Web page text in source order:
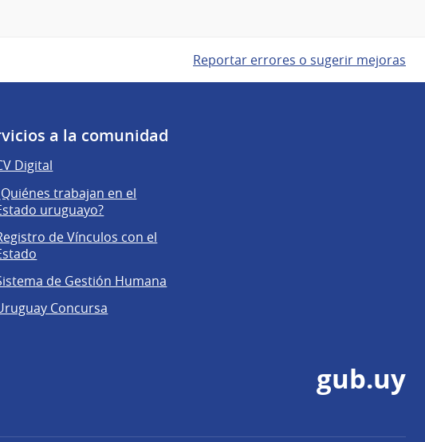
Reportar errores o sugerir mejoras
a la comunidad
Digital
trabajan en el
uruguayo?
de Vínculos con el
de Gestión Humana
Concursa
gub.uy